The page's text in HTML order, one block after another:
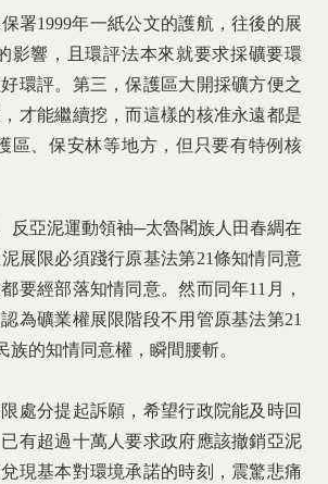
署1999年一紙公文的護航，往後的展
影響，且環評法本來就要求採礦要環
環評。第三，保護區大開採礦方便之
才能繼續挖，而這樣的核准永遠都是
區、保安林等地方，但只要有特例核
反亞泥運動領袖─太魯閣族人田春綢在
展限必須踐行原基法第21條知情同意
要經部落知情同意。然而同年11月，
為礦業權展限階段不用管原基法第21
的知情同意權，瞬間腰斬。
處分提起訴願，希望行政院能及時回
有超過十萬人要求政府應該撤銷亞泥
現基本對環境承諾的時刻，震驚悲痛